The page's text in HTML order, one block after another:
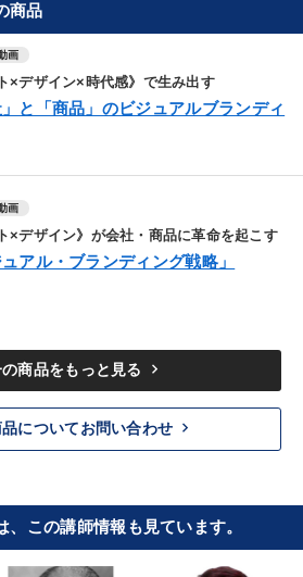
商品
画
×デザイン×時代感》で生み出す
」と「商品」のビジュアルブランディ
画
×デザイン》が会社・商品に革命を起こす
ュアル・ブランディング戦略」
商品をもっと見る keyboard_arrow_right
についてお問い合わせ keyboard_arrow_right
、この講師情報も見ています。